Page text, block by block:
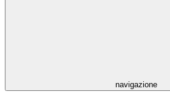
navigazione